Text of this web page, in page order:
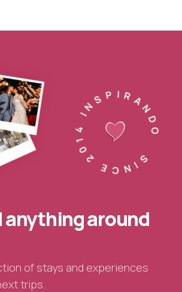
SINCE 2014 INSPIRANDO
anything around
of stays and experiences
trips.